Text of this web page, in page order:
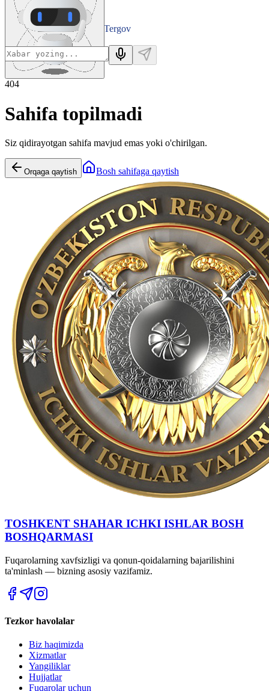
Tergov
Departamenti
404
Sahifa topilmadi
Siz qidirayotgan sahifa mavjud emas yoki o'chirilgan.
Orqaga qaytish Bosh sahifaga qaytish
TOSHKENT SHAHAR IСHKI ISHLAR BOSH
BOSHQARMASI
Fuqarolarning xavfsizligi va qonun-qoidalarning bajarilishini
ta'minlash — bizning asosiy vazifamiz.
Tezkor havolalar
Biz haqimizda
Xizmatlar
Yangiliklar
Hujjatlar
Fuqarolar uchun